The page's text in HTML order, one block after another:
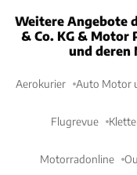
Weitere Angebote
& Co. KG & Motor
und deren
Aerokurier Auto Motor
Flugrevue
Motorradonline